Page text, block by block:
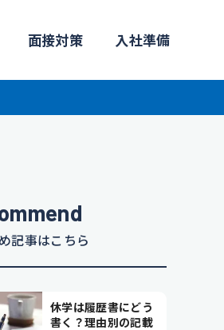
面接対策 入社準備
記事はこちら
休学は履歴書にどう
書く？理由別の記載